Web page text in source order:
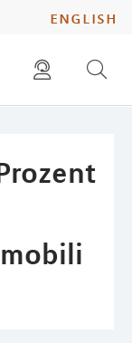
english
karrierefinden